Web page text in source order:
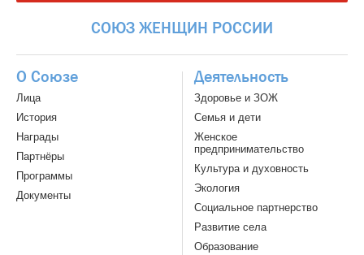
СОЮЗ ЖЕНЩИН РОССИИ
О Союзе
Лица
История
Награды
Партнёры
Программы
Документы
Деятельность
Здоровье и ЗОЖ
Семья и дети
Женское
предпринимательство
Культура и духовность
Экология
Социальное партнерство
Развитие села
Образование